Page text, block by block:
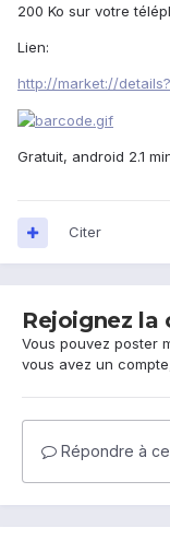
200 Ko sur votre
Lien:
http://market://
Gratuit, android 2.1
Citer
Rejoignez la
Vous pouvez poster
vous avez un
Répondre à